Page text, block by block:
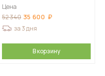
Цена
52 340 35 600
за 3 дня
В корзину